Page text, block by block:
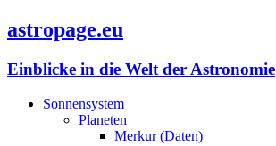
astropage.eu
Einblicke in die Welt der Astronomie
Sonnensystem
Planeten
Merkur (Daten)